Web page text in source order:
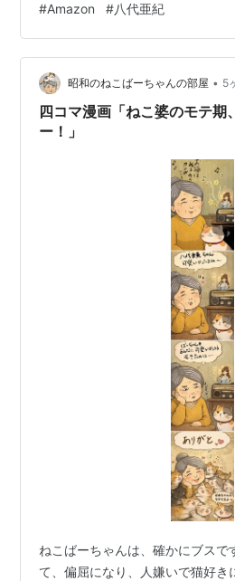
１２月いっぱいが使用期限とのこ
れていた書類も見ました。 我が
当だったんです。 具体的に何な
します。 決して自慢できることで
配布された２日後。 ameblo.jp ↑
#Amazon #八代亜紀
昭和のねこばーちゃんの部屋 • 5
四コマ漫画「ねこ婆のモテ期
ー！」
ねこばーちゃんは、確かにブスで
て、偏屈になり、人嫌いで猫好き